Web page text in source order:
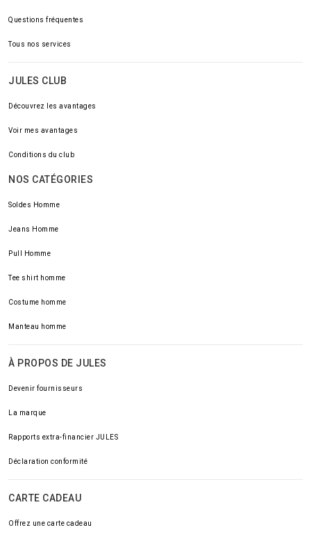
Questions fréquentes
Tous nos services
JULES CLUB
Découvrez les avantages
Voir mes avantages
Conditions du club
NOS CATÉGORIES
Soldes Homme
Jeans Homme
Pull Homme
Tee shirt homme
Costume homme
Manteau homme
À PROPOS DE JULES
Devenir fournisseurs
La marque
Rapports extra-financier JULES
Déclaration conformité
CARTE CADEAU
Offrez une carte cadeau